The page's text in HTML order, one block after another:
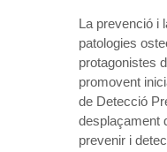
La prevenció i
patologies
protagonistes
promovent
de Detecció
desplaçament
prevenir i